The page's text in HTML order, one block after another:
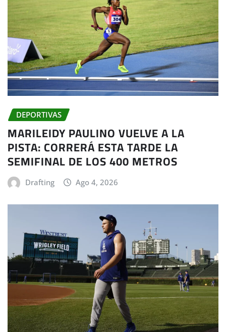
DEPORTIVAS
MARILEIDY PAULINO VUELVE A LA
PISTA: CORRERÁ ESTA TARDE LA
SEMIFINAL DE LOS 400 METROS
Drafting Ago 4, 2026